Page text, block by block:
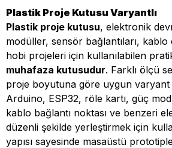
Plastik Proje Kutusu Varyantlı
Plastik proje kutusu, elektronik
modüller, sensör bağlantıları,
hobi projeleri için kullanılabilen
muhafaza kutusudur. Farklı ölçü
proje boyutuna göre uygun varyant
Arduino, ESP32, röle kartı, güç
kablo bağlantı noktası ve benzeri
düzenli şekilde yerleştirmek için
yapısı sayesinde masaüstü